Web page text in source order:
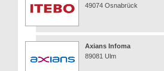
49074 Osnabrück
Axians Infoma
89081 Ulm